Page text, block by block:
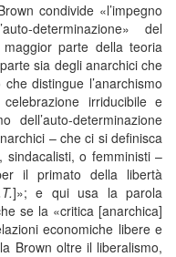
condivide «l’impegno
determinazione» del
parte della teoria
sia degli anarchici che
distingue l’anarchismo
irriducibile e
dell’auto-determinazione
– che ci si definisca
sindacalisti, o femministi –
il primato della libertà
]»; e qui usa la parola
se la «critica [anarchica]
economiche libere e
Brown oltre il liberalismo,